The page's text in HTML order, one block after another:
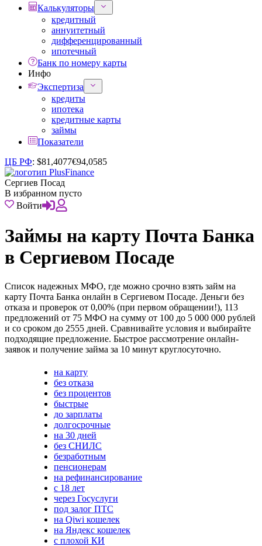
Калькуляторы
кредитный
аннуитетный
дифференцированный
ипотечный
Банк по номеру карты
Инфо
Экспертиза
кредиты
ипотека
кредитные карты
займы
Показатели
ЦБ РФ: $81,4077€94,0585
Сергиев Посад
В избранном пусто
Войти
Займы на карту Почта Банка
в Сергиевом Посаде
Список надежных МФО, где можно срочно взять займ на
карту Почта Банка онлайн в Сергиевом Посаде. Деньги без
отказа и проверок от 0,00% (при первом обращении!), 113
предложений от 75 МФО на сумму от 100 до 5 000 000 рублей
и со сроком до 2555 дней. Сравнивайте условия и выбирайте
подходящие предложение. Быстрое рассмотрение онлайн-
заявок и получение займа за 10 минут круглосуточно.
на карту
без отказа
без процентов
быстрые
до зарплаты
долгосрочные
на 30 дней
без СНИЛС
безработным
пенсионерам
на рефинансирование
с 18 лет
через Госуслуги
под залог ПТС
на Qiwi кошелек
на Яндекс кошелек
с плохой КИ